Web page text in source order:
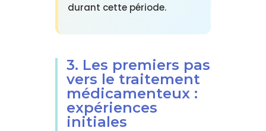
durant cette période.
3. Les premiers pas
vers le traitement
médicamenteux :
expériences
initiales